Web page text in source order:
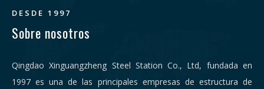
DESDE 1997
Sobre nosotros
Qingdao Xinguangzheng Steel Station Co., Ltd, fundada en
1997 es una de las principales empresas de estructura de